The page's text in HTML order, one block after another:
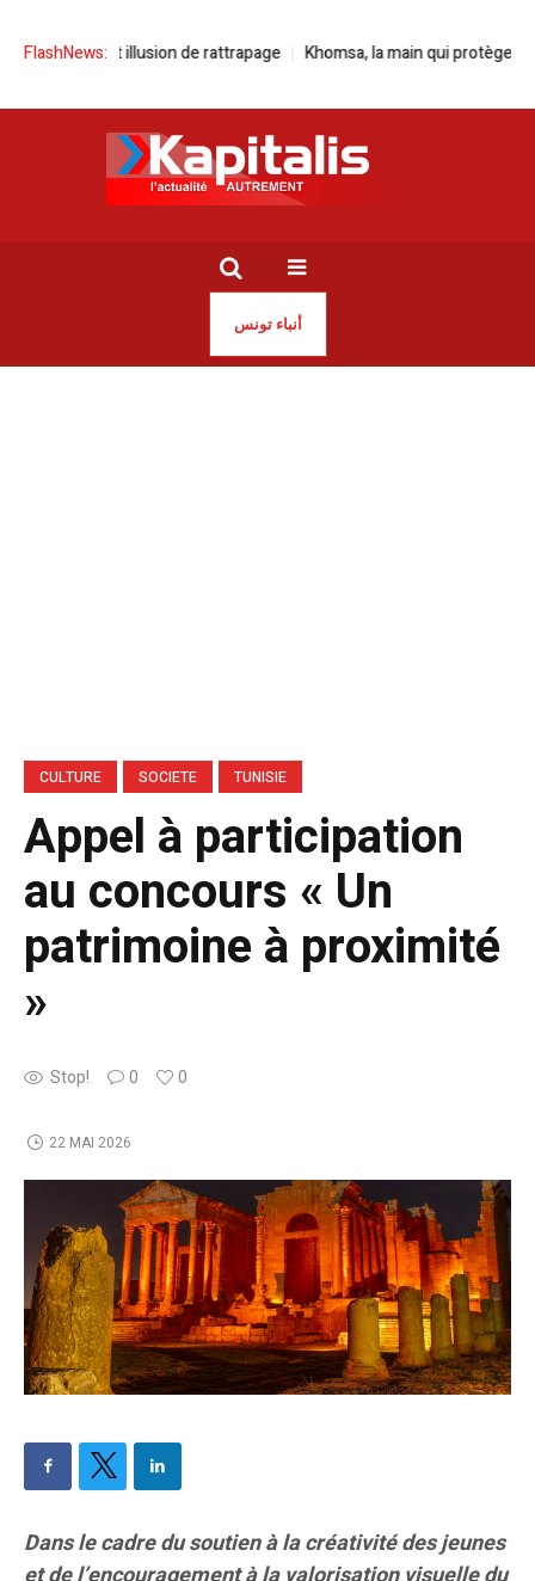
FlashNews:
et illusion de rattrapage Khomsa, la main qui protège les
أنباء تونس
CULTURE SOCIETE TUNISIE
Appel à participation
au concours « Un
patrimoine à proximité
»
Stop! 0 0
22 MAI 2026
Dans le cadre du soutien à la créativité des jeunes